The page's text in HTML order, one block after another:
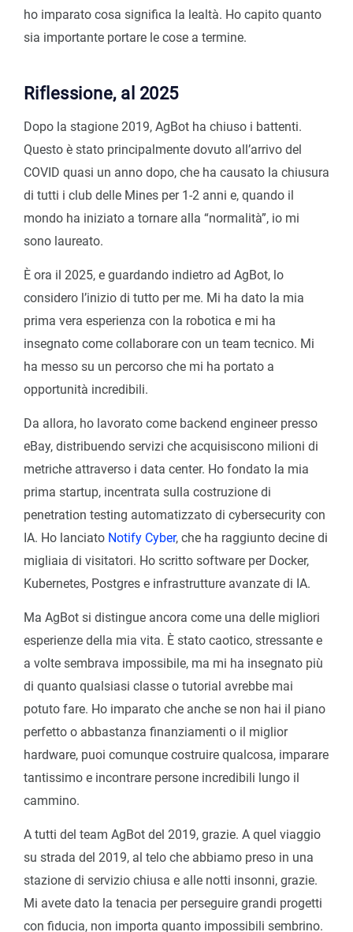
ho imparato cosa significa la lealtà. Ho capito quanto
sia importante portare le cose a termine.
Riflessione, al 2025
Dopo la stagione 2019, AgBot ha chiuso i battenti.
Questo è stato principalmente dovuto all’arrivo del
COVID quasi un anno dopo, che ha causato la chiusura
di tutti i club delle Mines per 1-2 anni e, quando il
mondo ha iniziato a tornare alla “normalità”, io mi
sono laureato.
È ora il 2025, e guardando indietro ad AgBot, lo
considero l’inizio di tutto per me. Mi ha dato la mia
prima vera esperienza con la robotica e mi ha
insegnato come collaborare con un team tecnico. Mi
ha messo su un percorso che mi ha portato a
opportunità incredibili.
Da allora, ho lavorato come backend engineer presso
eBay, distribuendo servizi che acquisiscono milioni di
metriche attraverso i data center. Ho fondato la mia
prima startup, incentrata sulla costruzione di
penetration testing automatizzato di cybersecurity con
IA. Ho lanciato Notify Cyber, che ha raggiunto decine di
migliaia di visitatori. Ho scritto software per Docker,
Kubernetes, Postgres e infrastrutture avanzate di IA.
Ma AgBot si distingue ancora come una delle migliori
esperienze della mia vita. È stato caotico, stressante e
a volte sembrava impossibile, ma mi ha insegnato più
di quanto qualsiasi classe o tutorial avrebbe mai
potuto fare. Ho imparato che anche se non hai il piano
perfetto o abbastanza finanziamenti o il miglior
hardware, puoi comunque costruire qualcosa, imparare
tantissimo e incontrare persone incredibili lungo il
cammino.
A tutti del team AgBot del 2019, grazie. A quel viaggio
su strada del 2019, al telo che abbiamo preso in una
stazione di servizio chiusa e alle notti insonni, grazie.
Mi avete dato la tenacia per perseguire grandi progetti
con fiducia, non importa quanto impossibili sembrino.